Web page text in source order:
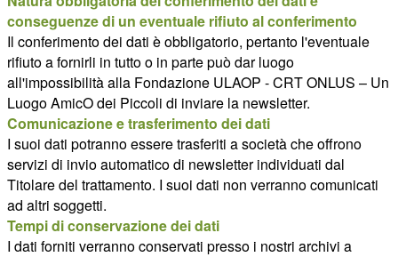
conseguenze di un eventuale rifiuto al conferimento
Il conferimento dei dati è obbligatorio, pertanto l'eventuale
rifiuto a fornirli in tutto o in parte può dar luogo
all'impossibilità alla Fondazione ULAOP - CRT ONLUS – Un
Luogo AmicO dei Piccoli di inviare la newsletter.
Comunicazione e trasferimento dei dati
I suoi dati potranno essere trasferiti a società che offrono
servizi di invio automatico di newsletter individuati dal
Titolare del trattamento. I suoi dati non verranno comunicati
ad altri soggetti.
Tempi di conservazione dei dati
I dati forniti verranno conservati presso i nostri archivi a